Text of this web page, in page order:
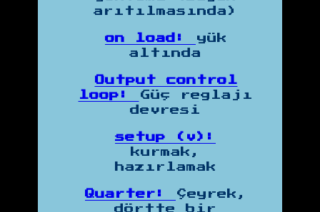
arıtılmasında)
on load:
yük
altında
Output control
loop:
Güç reglajı
devresi
setup (v):
kurmak,
hazırlamak
Quarter:
Çeyrek,
dörtte bir